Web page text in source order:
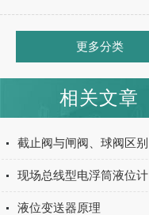
更多分类
相关文章
截止阀与闸阀、球阀区别
现场总线型电浮筒液位计
液位变送器原理